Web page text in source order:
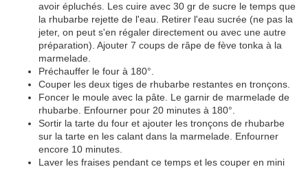
avoir épluchés. Les cuire avec 30 gr de sucre le temps que
la rhubarbe rejette de l'eau. Retirer l'eau sucrée (ne pas la
jeter, on peut s'en régaler directement ou avec une autre
préparation). Ajouter 7 coups de râpe de fève tonka à la
marmelade.
Préchauffer le four à 180°.
Couper les deux tiges de rhubarbe restantes en tronçons.
Foncer le moule avec la pâte. Le garnir de marmelade de
rhubarbe. Enfourner pour 20 minutes à 180°.
Sortir la tarte du four et ajouter les tronçons de rhubarbe
sur la tarte en les calant dans la marmelade. Enfourner
encore 10 minutes.
Laver les fraises pendant ce temps et les couper en mini